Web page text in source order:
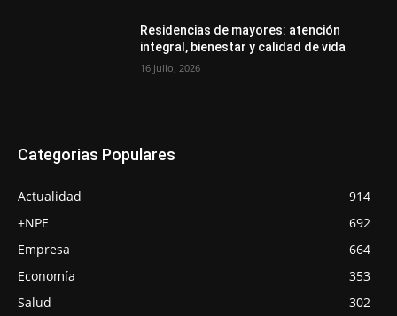
Residencias de mayores: atención
integral, bienestar y calidad de vida
16 julio, 2026
Categorias Populares
Actualidad
914
+NPE
692
Empresa
664
Economía
353
Salud
302